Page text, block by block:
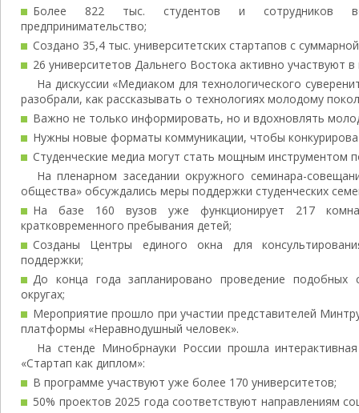
Более 822 тыс. студентов и сотрудников
предпринимательство;
Создано 35,4 тыс. университетских стартапов с
26 университетов Дальнего Востока активно участвуют
На дискуссии «Медиаком для технологического
разобрали, как рассказывать о технологиях молодому
Важно не только информировать, но и вдохновлять
Нужны новые форматы коммуникации, чтобы
Студенческие медиа могут стать мощным инструментом
На пленарном заседании окружного семинара-
общества» обсуждались меры поддержки студенческих
На базе 160 вузов уже функционирует 217
кратковременного пребывания детей;
Созданы Центры единого окна для
поддержки;
До конца года запланировано проведение подобных
округах;
Мероприятие прошло при участии представителей
платформы «Неравнодушный человек».
На стенде Минобрнауки России прошла
«Стартап как диплом»:
В программе участвуют уже более 170 университетов;
50% проектов 2025 года соответствуют направлениям